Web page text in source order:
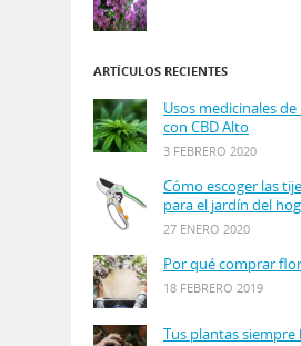
ARTÍCULOS RECIENTES
Usos medicinales
con CBD Alto
3 FEBRERO 2020
Cómo escoger las
para el jardín del
27 ENERO 2020
Por qué comprar
18 FEBRERO 2019
Tus plantas